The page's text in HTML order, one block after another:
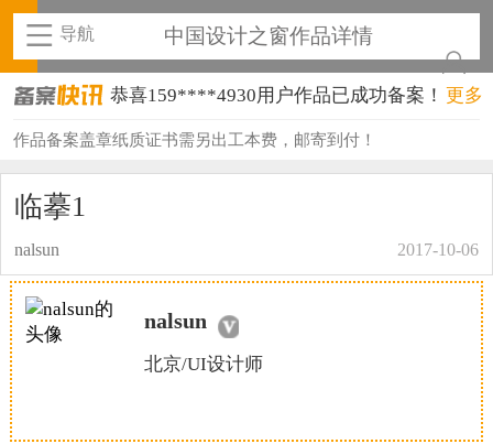
导航 中国设计之窗作品详情
恭喜159****4930用户作品已成功备案！
恭喜150****6483用户作品已成功备案！
恭喜133****6466用户作品已成功备案！
恭喜131****1475用户作品已成功备案！
恭喜133****8874用户作品已成功备案！
更多
作品备案盖章纸质证书需另出工本费，邮寄到付！
临摹1
nalsun 2017-10-06
nalsun
北京/UI设计师